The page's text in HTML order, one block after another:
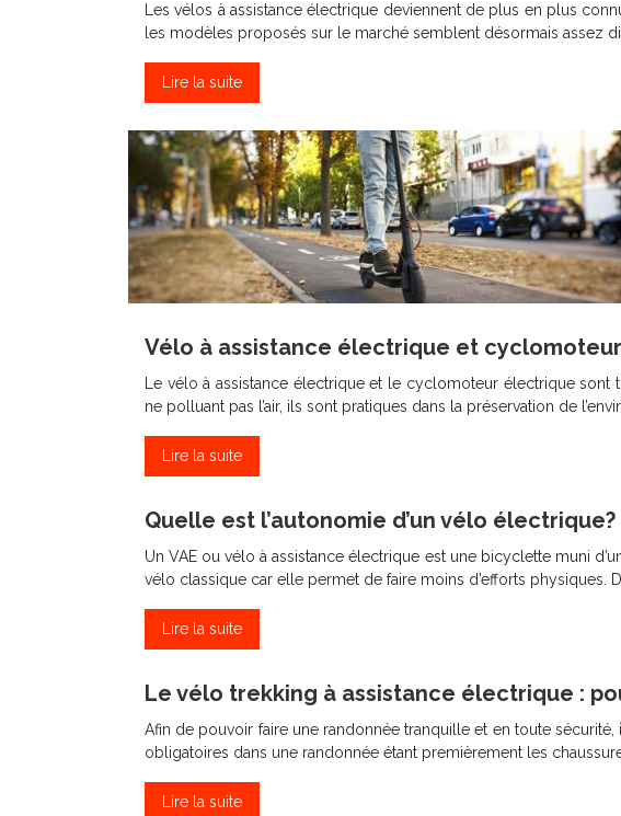
Les vélos à assistance électrique deviennent de plus en plus
les modèles proposés sur le marché semblent désormais assez
Lire la suite
Vélo à assistance électrique et
Le vélo à assistance électrique et le cyclomoteur électrique
ne polluant pas l’air, ils sont pratiques dans la préservation de
Lire la suite
Quelle est l’autonomie d’un vélo électrique?
Un VAE ou vélo à assistance électrique est une bicyclette muni
vélo classique car elle permet de faire moins d’efforts physiques.
Lire la suite
Le vélo trekking à assistance électrique :
Afin de pouvoir faire une randonnée tranquille et en toute
obligatoires dans une randonnée étant premièrement les
Lire la suite